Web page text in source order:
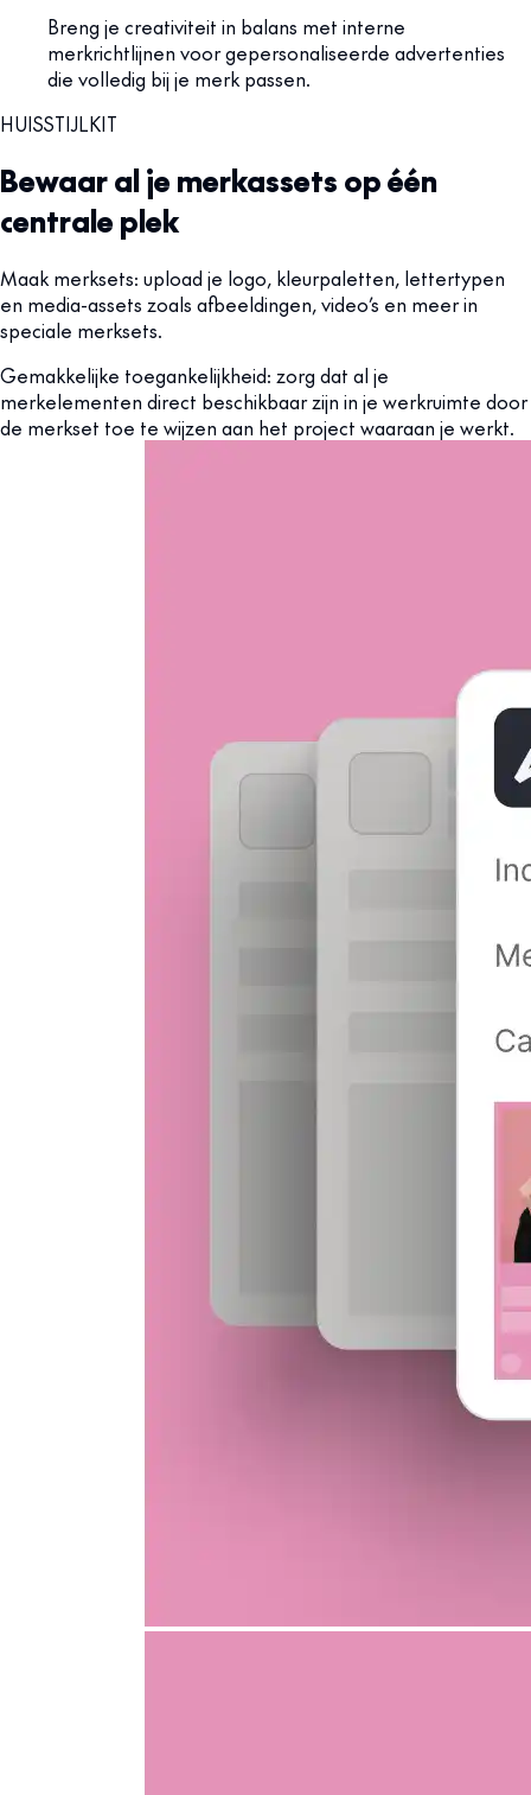
Breng je creativiteit in balans met interne
merkrichtlijnen voor gepersonaliseerde advertenties
die volledig bij je merk passen.
HUISSTIJLKIT
Bewaar al je merkassets op één
centrale plek
Maak merksets: upload je logo, kleurpaletten, lettertypen
en media-assets zoals afbeeldingen, video’s en meer in
speciale merksets.
Gemakkelijke toegankelijkheid: zorg dat al je
merkelementen direct beschikbaar zijn in je werkruimte door
de merkset toe te wijzen aan het project waaraan je werkt.